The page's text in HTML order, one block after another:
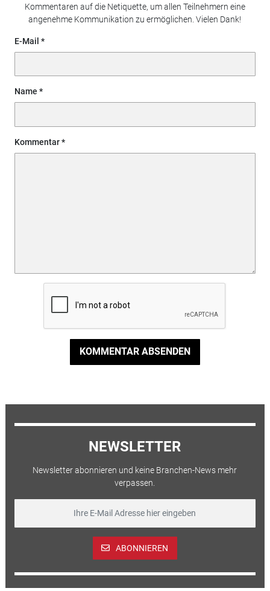
Kommentaren auf die Netiquette, um allen Teilnehmern eine
angenehme Kommunikation zu ermöglichen. Vielen Dank!
E-Mail
Name
Kommentar
KOMMENTAR ABSENDEN
NEWSLETTER
Newsletter abonnieren und keine Branchen-News mehr
verpassen.
ABONNIEREN